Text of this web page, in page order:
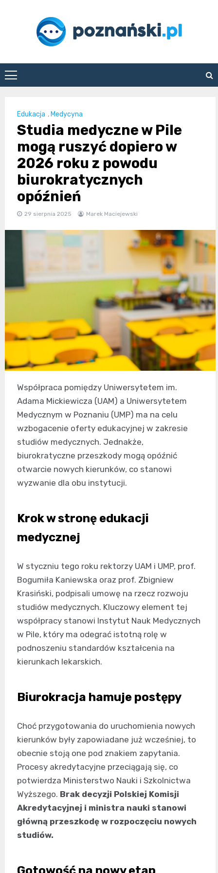
poznanski.pl
Edukacja ,Medycyna
Studia medyczne w Pile
mogą ruszyć dopiero w
2026 roku z powodu
biurokratycznych
opóźnień
29 sierpnia 2025 Marek Maciejewski
Współpraca pomiędzy Uniwersytetem im.
Adama Mickiewicza (UAM) a Uniwersytetem
Medycznym w Poznaniu (UMP) ma na celu
wzbogacenie oferty edukacyjnej w zakresie
studiów medycznych. Jednakże,
biurokratyczne przeszkody mogą opóźnić
otwarcie nowych kierunków, co stanowi
wyzwanie dla obu instytucji.
Krok w stronę edukacji
medycznej
W styczniu tego roku rektorzy UAM i UMP, prof.
Bogumiła Kaniewska oraz prof. Zbigniew
Krasiński, podpisali umowę na rzecz rozwoju
studiów medycznych. Kluczowy element tej
współpracy stanowi Instytut Nauk Medycznych
w Pile, który ma odegrać istotną rolę w
podnoszeniu standardów kształcenia na
kierunkach lekarskich.
Biurokracja hamuje postępy
Choć przygotowania do uruchomienia nowych
kierunków były zapowiadane już wcześniej, to
obecnie stoją one pod znakiem zapytania.
Procesy akredytacyjne przeciągają się, co
potwierdza Ministerstwo Nauki i Szkolnictwa
Wyższego. Brak decyzji Polskiej Komisji
Akredytacyjnej i ministra nauki stanowi
główną przeszkodę w rozpoczęciu nowych
studiów.